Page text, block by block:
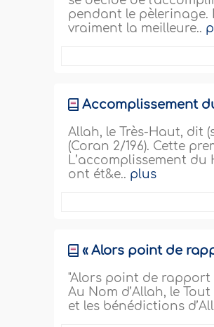
pendant le pèlerinage.
vraiment la meilleure..
Accomplissement
Allah, le Très-Haut, dit
(Coran 2/196). Cette
L’accomplissement
ont ét&e.. plus
« Alors point de
"Alors point de rapport
Au Nom d’Allah, le
et les bénédictions